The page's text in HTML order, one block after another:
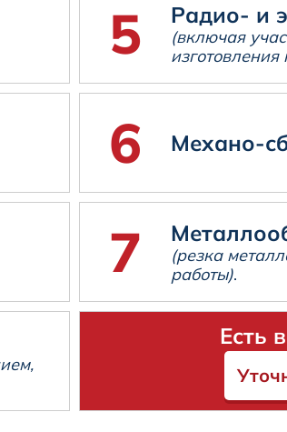
Радио- и
(включая
Механо-
(резка
работы).
Есть